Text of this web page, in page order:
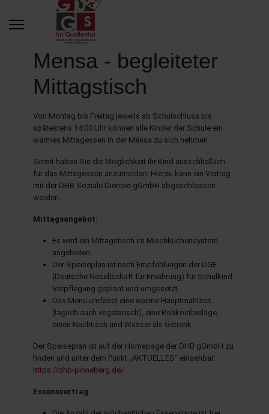
Mensa - begleiteter
Mittagstisch
Von Montag bis Freitag jeweils ab Schulschluss bis
spätestens 14:00 Uhr können alle Kinder der Schule ein
warmes Mittagessen in der Mensa zu sich nehmen.
Somit haben Sie die Möglichkeit ihr Kind ausschließlich
für das Mittagessen anzumelden. Hierzu kann ein Vertrag
mit der DHB Soziale Dienste gGmbH abgeschlossen
werden.
Mittagsangebot:
Es wird ein Mittagstisch im Mischküchensystem
angeboten.
Der Speiseplan ist nach Empfehlungen der DGE
(Deutsche Gesellschaft für Ernährung) für Schulkind-
Verpflegung geplant und umgesetzt.
Das Menü umfasst eine warme Hauptmahlzeit
(täglich auch vegetarisch), eine Rohkostbeilage,
einen Nachtisch und Wasser als Getränk.
Der Speiseplan ist auf der Homepage der DHB gGmbH zu
finden und unter dem Punkt „AKTUELLES“ einsehbar:
https://dhb-pinneberg.de/
Essensvertrag: